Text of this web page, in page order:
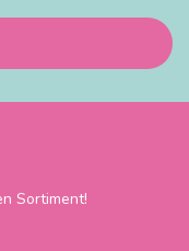
Sortiment!